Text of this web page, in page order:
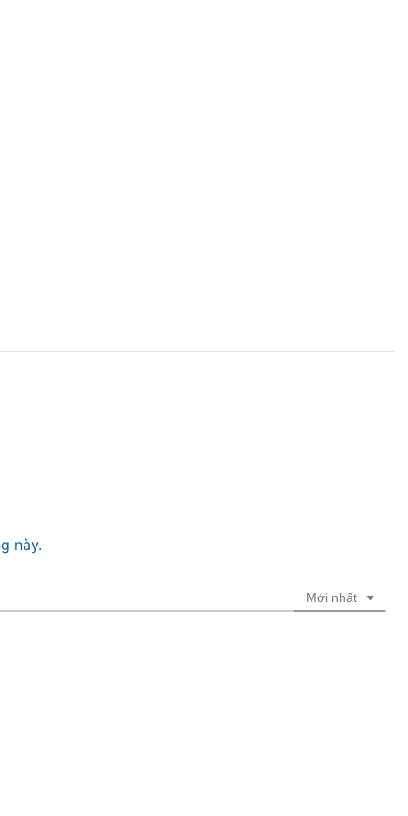
này.
Mới nhất